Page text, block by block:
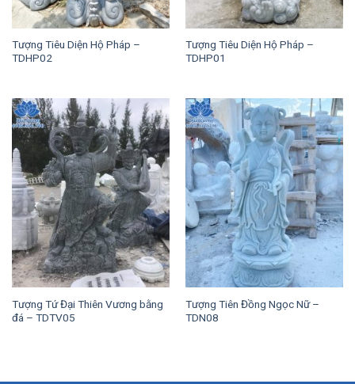
Tượng Tiêu Diện Hộ Pháp –
TDHP02
Tượng Tiêu Diện Hộ Pháp –
TDHP01
Tượng Tứ Đại Thiên Vương bằng
đá – TDTV05
Tượng Tiên Đồng Ngọc Nữ –
TDN08